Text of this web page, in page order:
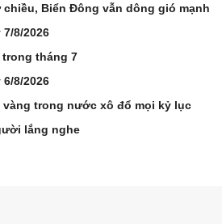
Biển Đông vẫn dông gió mạnh
8/2026
tháng 7
8/2026
vàng trong nước xô đổ mọi kỷ lục
lắng nghe